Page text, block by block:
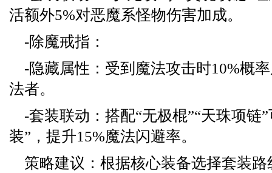
活额外5%对恶魔系怪物伤害加成。
-除魔戒指：
-隐藏属性：受到魔法攻击时10%概
法者。
-套装联动：搭配“无极棍”“天珠项链
装”，提升15%魔法闪避率。
策略建议：根据核心装备选择套装